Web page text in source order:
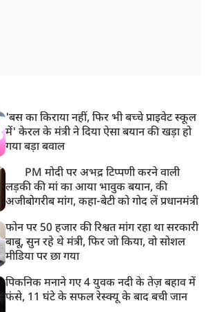
'बस का किराया नहीं, फिर भी बच्चे प्राइवेट स्कूल
में' केरल के मंत्री ने दिया ऐसा बयान की खड़ा हो
गया बड़ा बवाल
PM मोदी पर अभद्र टिप्पणी करने वाली
लड़की की मां का आया भावुक बयान, की
अजीबोगरीब मांग, कहा-बेटी को गोद लें प्रधानमंत्री
फोन पर 50 हजार की रिश्वत मांग रहा था सरकारी
बाबू, सुन रहे थे मंत्री, फिर जो किया, वो सोशल
मीडिया पर छा गया
पिकनिक मनाने गए 4 युवक नदी के तेज़ बहाव में
फंसे, 11 घंटे के सफल रेस्क्यू के बाद बची जान